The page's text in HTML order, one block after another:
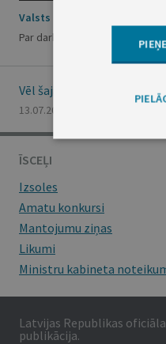
Valsts ieņēmumu dienesta
Par darba uzsākšanu ar
Vēl šajā numurā
13.07.2001., Nr. 108
ĪSCEĻI
Izsoles
Amatu konkursi
Mantojumu ziņas
Likumi
Ministru kabineta
Latvijas Republikas
publikācija.